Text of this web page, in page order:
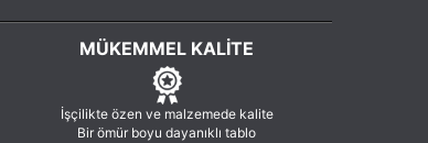
MÜKEMMEL KALITE
İşçilikte özen ve malzemede kalite
Bir ömür boyu dayanıklı tablo